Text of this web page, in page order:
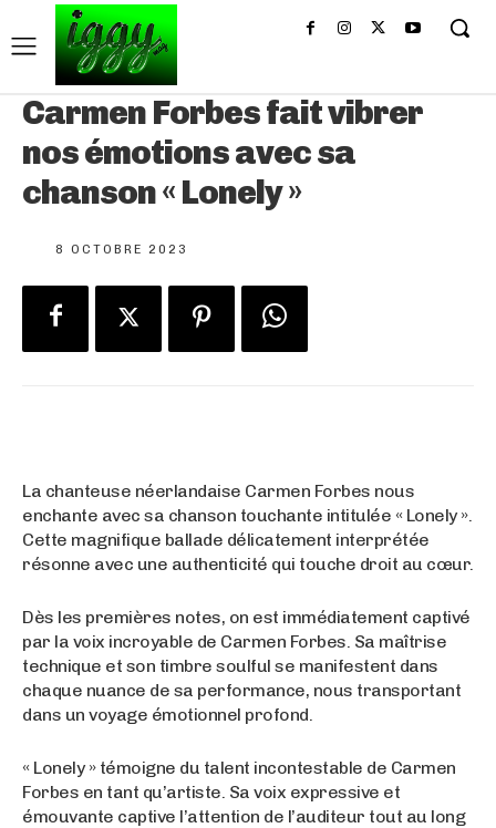
Carmen Forbes fait vibrer
nos émotions avec sa
chanson « Lonely »
8 OCTOBRE 2023
La chanteuse néerlandaise Carmen Forbes nous
enchante avec sa chanson touchante intitulée « Lonely ».
Cette magnifique ballade délicatement interprétée
résonne avec une authenticité qui touche droit au cœur.
Dès les premières notes, on est immédiatement captivé
par la voix incroyable de Carmen Forbes. Sa maîtrise
technique et son timbre soulful se manifestent dans
chaque nuance de sa performance, nous transportant
dans un voyage émotionnel profond.
« Lonely » témoigne du talent incontestable de Carmen
Forbes en tant qu’artiste. Sa voix expressive et
émouvante captive l’attention de l’auditeur tout au long